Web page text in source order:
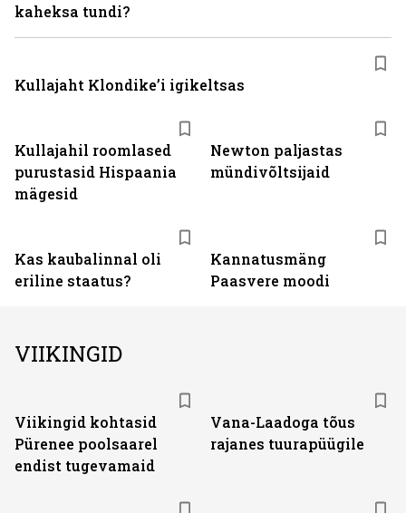
Kullajahil roomlased
purustasid Hispaania
mägesid
Newton paljastas
mündivõltsijaid
Kas kaubalinnal oli
eriline staatus?
Kannatusmäng
Paasvere moodi
kaheksa tundi?
Kullajaht Klondike’i igikeltsas
VIIKINGID
Viikingid kohtasid
Pürenee poolsaarel
endist tugevamaid
Vana-Laadoga tõus
rajanes tuurapüügile